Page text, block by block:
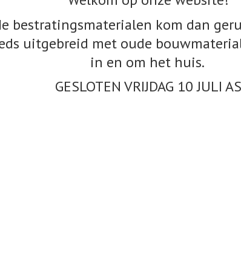
bestratingsmaterialen kom dan
uitgebreid met oude
in en om het huis.
GESLOTEN VRIJDAG 10JULI AS